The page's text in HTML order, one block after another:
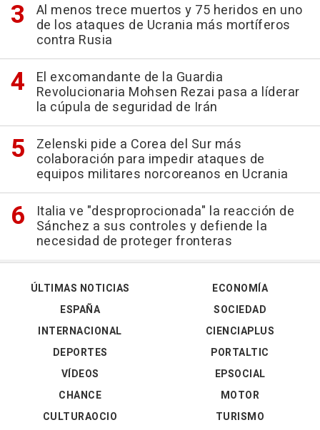
Al menos trece muertos y 75 heridos en uno
de los ataques de Ucrania más mortíferos
contra Rusia
El excomandante de la Guardia
Revolucionaria Mohsen Rezai pasa a líderar
la cúpula de seguridad de Irán
Zelenski pide a Corea del Sur más
colaboración para impedir ataques de
equipos militares norcoreanos en Ucrania
Italia ve "desproprocionada" la reacción de
Sánchez a sus controles y defiende la
necesidad de proteger fronteras
ÚLTIMAS NOTICIAS
ESPAÑA
INTERNACIONAL
DEPORTES
VÍDEOS
ECONOMÍA
SOCIEDAD
CIENCIAPLUS
PORTALTIC
EPSOCIAL
CHANCE
CULTURAOCIO
MOTOR
TURISMO